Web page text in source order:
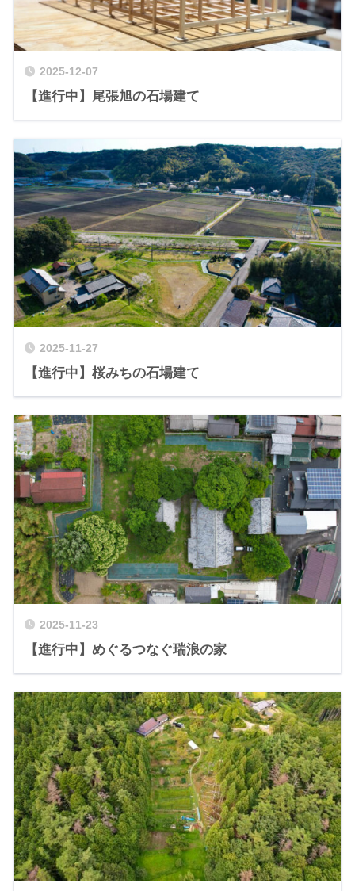
2025-12-07
【進行中】尾張旭の石場建て
2025-11-27
【進行中】桜みちの石場建て
2025-11-23
【進行中】めぐるつなぐ瑞浪の家